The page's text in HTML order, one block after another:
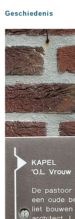
Geschiedenis